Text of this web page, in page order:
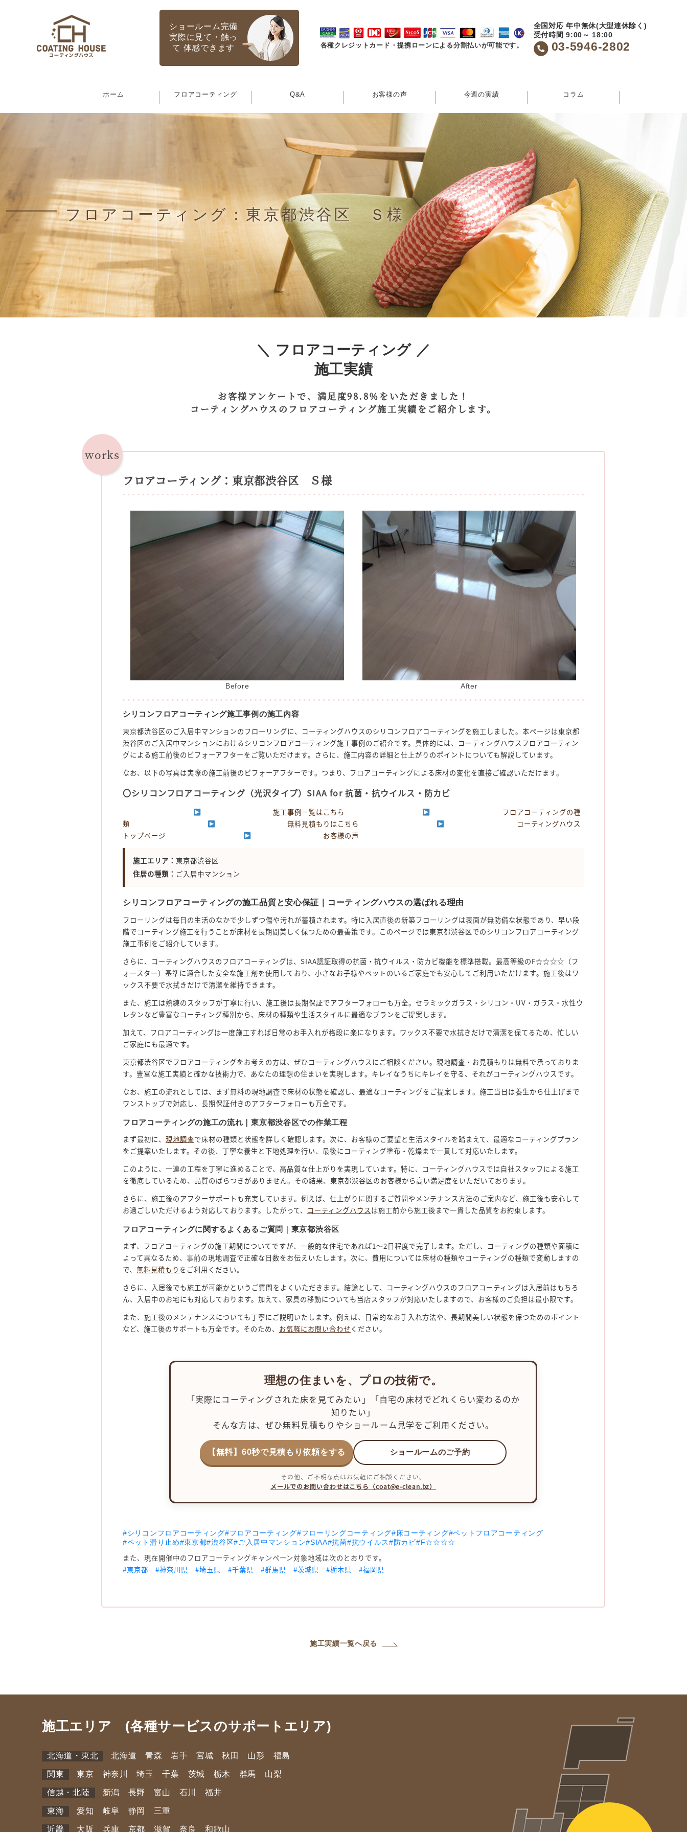
ショールーム完備
実際に見て・触っ
て 体感できます
各種クレジットカード・提携ローンによる分割払いが可能です。
全国対応 年中無休(大型連休除く)
受付時間 9:00～ 18:00
03-5946-2802
ホーム フロアコーティング Q&A お客様の声 今週の実績 コラム
フロアコーティング：東京都渋谷区 Ｓ様
＼ フロアコーティング ／
施工実績
お客様アンケートで、満足度98.8％をいただきました！
コーティングハウスのフロアコーティング施工実績をご紹介します。
works
フロアコーティング：東京都渋谷区 Ｓ様
Before After
シリコンフロアコーティング施工事例の施工内容
東京都渋谷区のご入居中マンションのフローリングに、コーティングハウスのシリコンフロアコーティングを施工しました。本ページは東京都
渋谷区のご入居中マンションにおけるシリコンフロアコーティング施工事例のご紹介です。具体的には、コーティングハウスフロアコーティン
グによる施工前後のビフォーアフターをご覧いただけます。さらに、施工内容の詳細と仕上がりのポイントについても解説しています。
なお、以下の写真は実際の施工前後のビフォーアフターです。つまり、フロアコーティングによる床材の変化を直接ご確認いただけます。
〇シリコンフロアコーティング（光沢タイプ）SIAA for 抗菌・抗ウイルス・防カビ
施工事例一覧はこちら
フロアコーティングの種
類
無料見積もりはこちら
コーティングハウス
トップページ
お客様の声
施工エリア： 東京都渋谷区
住居の種類： ご入居中マンション
シリコンフロアコーティングの施工品質と安心保証｜コーティングハウスの選ばれる理由
フローリングは毎日の生活のなかで少しずつ傷や汚れが蓄積されます。特に入居直後の新築フローリングは表面が無防備な状態であり、早い段
階でコーティング施工を行うことが床材を長期間美しく保つための最善策です。このページでは東京都渋谷区でのシリコンフロアコーティング
施工事例をご紹介しています。
さらに、コーティングハウスのフロアコーティングは、SIAA認証取得の抗菌・抗ウイルス・防カビ機能を標準搭載。最高等級のF☆☆☆☆（フ
ォースター）基準に適合した安全な施工剤を使用しており、小さなお子様やペットのいるご家庭でも安心してご利用いただけます。施工後はワ
ックス不要で水拭きだけで清潔を維持できます。
また、施工は熟練のスタッフが丁寧に行い、施工後は長期保証でアフターフォローも万全。セラミックガラス・シリコン・UV・ガラス・水性ウ
レタンなど豊富なコーティング種別から、床材の種類や生活スタイルに最適なプランをご提案します。
加えて、フロアコーティングは一度施工すれば日常のお手入れが格段に楽になります。ワックス不要で水拭きだけで清潔を保てるため、忙しい
ご家庭にも最適です。
東京都渋谷区でフロアコーティングをお考えの方は、ぜひコーティングハウスにご相談ください。現地調査・お見積もりは無料で承っておりま
す。豊富な施工実績と確かな技術力で、あなたの理想の住まいを実現します。キレイなうちにキレイを守る、それがコーティングハウスです。
なお、施工の流れとしては、まず無料の現地調査で床材の状態を確認し、最適なコーティングをご提案します。施工当日は養生から仕上げまで
ワンストップで対応し、長期保証付きのアフターフォローも万全です。
フロアコーティングの施工の流れ｜東京都渋谷区での作業工程
まず最初に、 現地調査で床材の種類と状態を詳しく確認します。次に、お客様のご要望と生活スタイルを踏まえて、最適なコーティングプラン
をご提案いたします。その後、丁寧な養生と下地処理を行い、最後にコーティング塗布・乾燥まで一貫して対応いたします。
このように、一連の工程を丁寧に進めることで、高品質な仕上がりを実現しています。特に、コーティングハウスでは自社スタッフによる施工
を徹底しているため、品質のばらつきがありません。その結果、東京都渋谷区のお客様から高い満足度をいただいております。
さらに、施工後のアフターサポートも充実しています。例えば、仕上がりに関するご質問やメンテナンス方法のご案内など、施工後も安心して
お過ごしいただけるよう対応しております。したがって、
コーティングハウス は施工前から施工後まで一貫した品質をお約束します。
フロアコーティングに関するよくあるご質問｜東京都渋谷区
まず、フロアコーティングの施工期間についてですが、一般的な住宅であれば1〜2日程度で完了します。ただし、コーティングの種類や面積に
よって異なるため、事前の現地調査で正確な日数をお伝えいたします。次に、費用については床材の種類やコーティングの種類で変動しますの
で、 無料見積もり をご利用ください。
さらに、入居後でも施工が可能かというご質問をよくいただきます。結論として、コーティングハウスのフロアコーティングは入居前はもちろ
ん、入居中のお宅にも対応しております。加えて、家具の移動についても当店スタッフが対応いたしますので、お客様のご負担は最小限です。
また、施工後のメンテナンスについても丁寧にご説明いたします。例えば、日常的なお手入れ方法や、長期間美しい状態を保つためのポイント
など、施工後のサポートも万全です。そのため、 お気軽にお問い合わせ ください。
理想の住まいを、プロの技術で。
「実際にコーティングされた床を見てみたい」「自宅の床材でどれくらい変わるのか
知りたい」
そんな方は、ぜひ無料見積もりやショールーム見学をご利用ください。
【無料】60秒で見積もり依頼をする ショールームのご予約
その他、ご不明な点はお気軽にご相談ください。
メールでのお問い合わせはこちら（coat@e-clean.bz）
#シリコンフロアコーティング#フロアコーティング#フローリングコーティング#床コーティング#ペットフロアコーティング
#ペット滑り止め#東京都#渋谷区#ご入居中マンション#SIAA#抗菌#抗ウイルス#防カビ#F☆☆☆☆
また、現在開催中のフロアコーティングキャンペーン対象地域は次のとおりです。
#東京都
#神奈川県 #埼玉県 #千葉県 #群馬県 #茨城県 #栃木県 #福岡県
施工実績一覧へ戻る
施工エリア (各種サービスのサポートエリア)
北海道・東北 北海道 青森 岩手 宮城 秋田 山形 福島
関東 東京 神奈川 埼玉 千葉 茨城 栃木 群馬 山梨
信越・北陸 新潟 長野 富山 石川 福井
東海 愛知 岐阜 静岡 三重
近畿 大阪 兵庫 京都 滋賀 奈良 和歌山